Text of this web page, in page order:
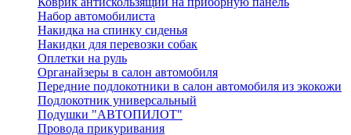
Набор автомобилиста
Накидка на спинку сиденья
Накидки для перевозки собак
Оплетки на руль
Органайзеры в салон автомобиля
Передние подлокотники в салон автомобиля из экокожи
Подлокотник универсальный
Подушки "АВТОПИЛОТ"
Провода прикуривания